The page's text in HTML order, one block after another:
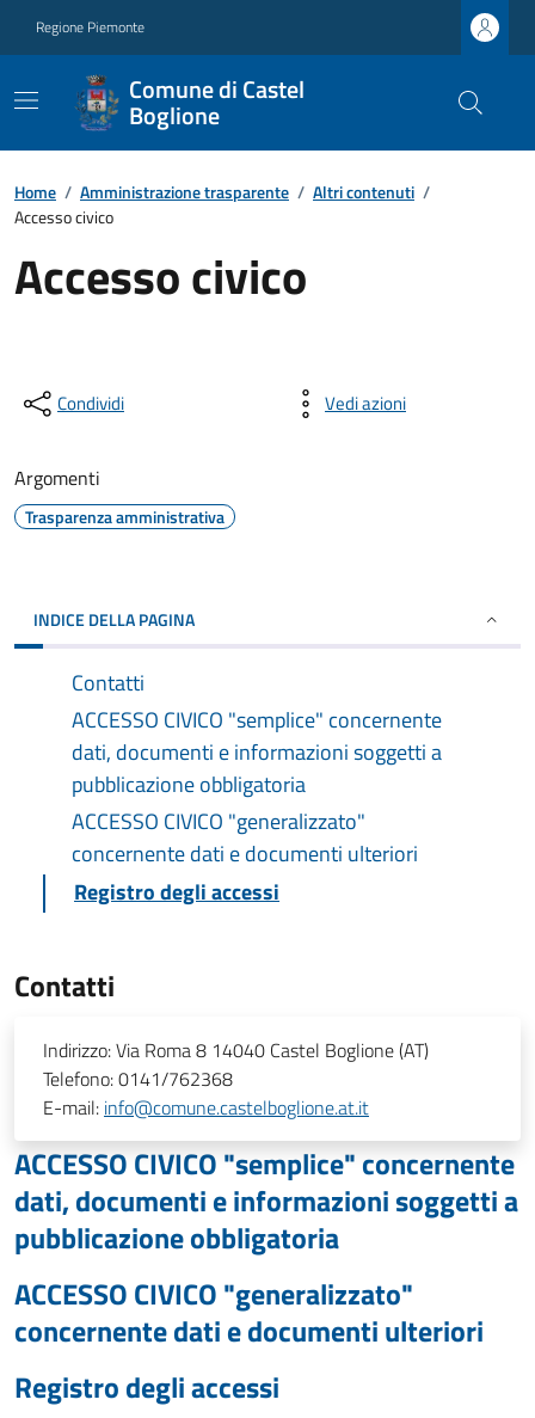
Regione Piemonte
Comune di Castel
Boglione
Home / Amministrazione trasparente / Altri contenuti /
Accesso civico
Accesso civico
Condividi Vedi azioni
Argomenti
Trasparenza amministrativa
INDICE DELLA PAGINA
Contatti
ACCESSO CIVICO "semplice" concernente
dati, documenti e informazioni soggetti a
pubblicazione obbligatoria
ACCESSO CIVICO "generalizzato"
concernente dati e documenti ulteriori
Registro degli accessi
Contatti
Indirizzo:Via Roma 8 14040 Castel Boglione (AT)
Telefono:0141/762368
E-mail: info@comune.castelboglione.at.it
ACCESSO CIVICO "semplice" concernente
dati, documenti e informazioni soggetti a
pubblicazione obbligatoria
ACCESSO CIVICO "generalizzato"
concernente dati e documenti ulteriori
Registro degli accessi